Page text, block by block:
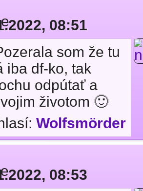
08:51
som že tu
iba df-ko, tak
odpútať a
životom 🙂
Wolfsmörder
08:53